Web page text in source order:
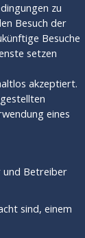
zu
Besuch der
Besuche
setzen
akzeptiert.
eines
und Betreiber
sind, einem